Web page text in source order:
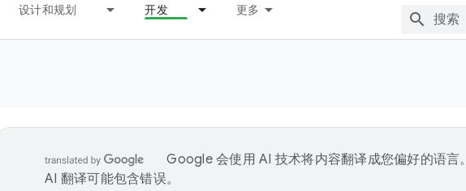
设计和规划 开发 更多
Google 会使用 AI 技术将内容翻译成您偏好的语言。
AI 翻译可能包含错误。